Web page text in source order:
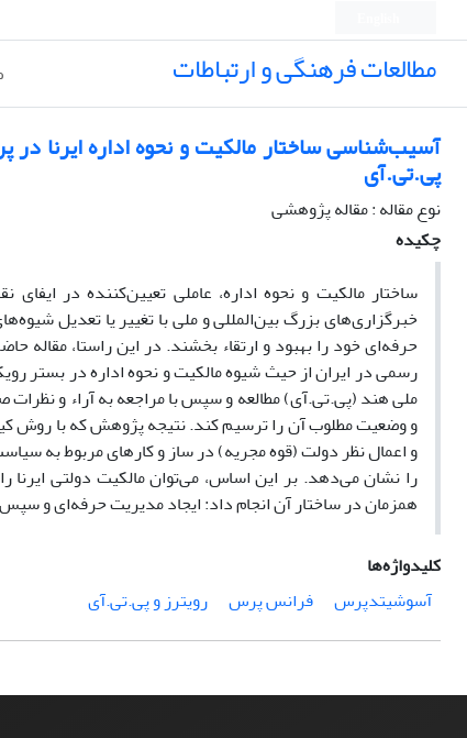
مطالعات فرهنگی و ارتباطات
آسیب‌شناسی ساختار مالکیت و نحوه اداره ایرنا
پی.تی.آی
نوع مقاله : مقاله پژوهشی
چکیده
ساختار مالکیت و نحوه اداره، عاملی تعیین‌کننده در
خبرگزاری‌های بزرگ بین‌المللی و ملی با تغییر یا تعدیل
حرفه‌ای خود را بهبود و ارتقاء بخشند. در این راستا، مقاله
رسمی در ایران از حیث شیوه مالکیت و نحوه اداره در بستر
ملی هند (پی.تی.آی) مطالعه و سپس با مراجعه به آراء و نظرات
و وضعیت مطلوب آن را ترسیم کند. نتیجه پژوهش که با روش
و اعمال نظر دولت (قوه مجریه) در ساز و کارهای مربوط به
را نشان می‌دهد. بر این اساس، می‌توان مالکیت دولتی ایرنا
همزمان در ساختار آن انجام داد: ایجاد مدیریت حرفه‌ای و
کلیدواژه‌ها
آسوشیتدپرس
فرانس پرس رویترز و پی.تی.آی